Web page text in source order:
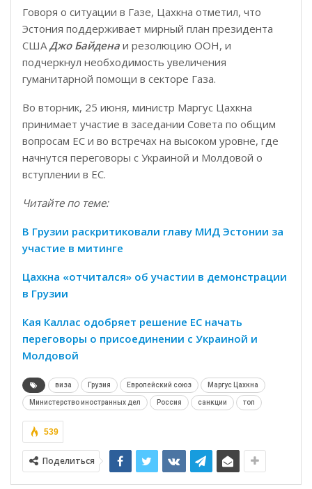
Говоря о ситуации в Газе, Цахкна отметил, что
Эстония поддерживает мирный план президента
СШАДжо Байдена и резолюцию ООН, и
подчеркнул необходимость увеличения
гуманитарной помощи в секторе Газа.
Во вторник, 25 июня, министр Маргус Цахкна
принимает участие в заседании Совета по общим
вопросам ЕС и во встречах на высоком уровне, где
начнутся переговоры с Украиной и Молдовой о
вступлении в ЕС.
Читайте по теме:
В Грузии раскритиковали главу МИД Эстонии за
участие в митинге
Цахкна «отчитался» об участии в демонстрации
в Грузии
Кая Каллас одобряет решение ЕС начать
переговоры о присоединении с Украиной и
Молдовой
виза Грузия Европейский союз Маргус Цахкна
Министерство иностранных дел Россия санкции топ
539
Поделиться